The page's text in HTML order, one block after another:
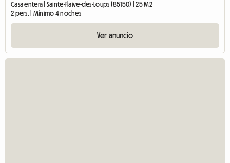
Casa entera | Sainte-Flaive-des-Loups (85150) | 25 M2
2 pers. | Mínimo 4 noches
Ver anuncio